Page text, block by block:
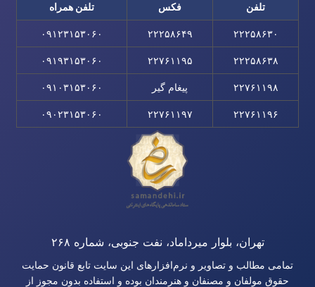
تلفن فکس تلفن همراه
۲۲۲۵۸۶۳۰ ۲۲۲۵۸۶۴۹ ۰۹۱۲۳۱۵۳۰۶۰
۲۲۲۵۸۶۳۸ ۲۲۷۶۱۱۹۵ ۰۹۱۹۳۱۵۳۰۶۰
۲۲۷۶۱۱۹۸ پیغام گیر ۰۹۱۰۳۱۵۳۰۶۰
۲۲۷۶۱۱۹۶ ۲۲۷۶۱۱۹۷ ۰۹۰۲۳۱۵۳۰۶۰
تهران، بلوار میرداماد، نفت جنوبی، شماره ۲۶۸
تمامی مطالب و تصاویر و نرم‌افزارهای این سایت تابع قانون حمایت
حقوق مولفان و مصنفان و هنرمندان بوده و استفاده بدون مجوز از